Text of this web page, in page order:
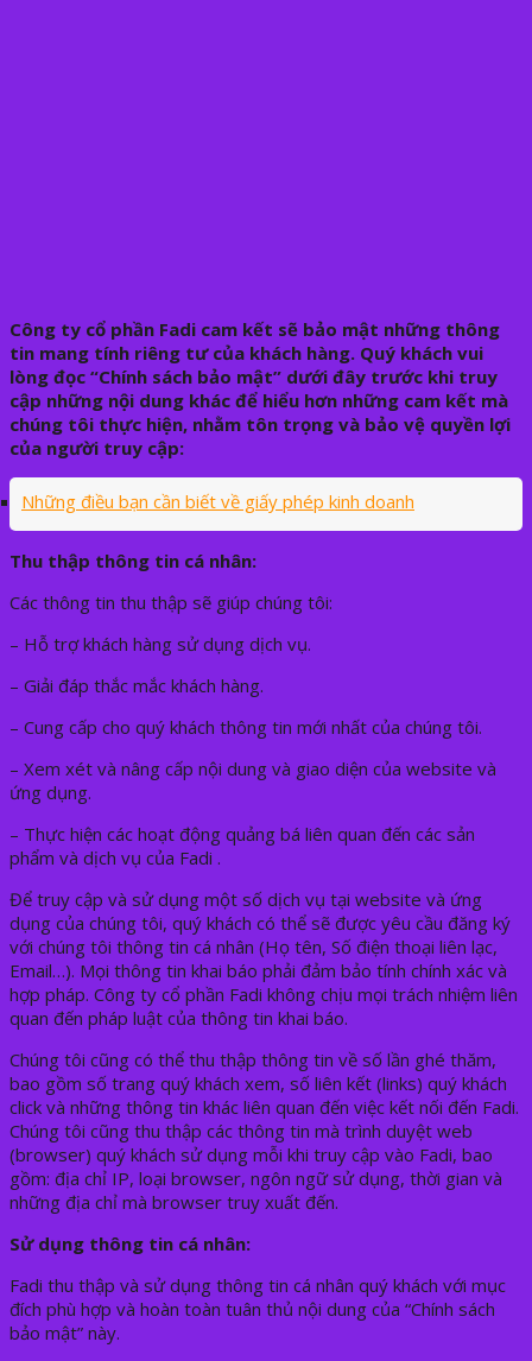
Công ty cổ phần Fadi cam kết sẽ bảo mật những thông
tin mang tính riêng tư của khách hàng. Quý khách vui
lòng đọc “Chính sách bảo mật” dưới đây trước khi truy
cập những nội dung khác để hiểu hơn những cam kết mà
chúng tôi thực hiện, nhằm tôn trọng và bảo vệ quyền lợi
của người truy cập:
Những điều bạn cần biết về giấy phép kinh doanh
Thu thập thông tin cá nhân:
Các thông tin thu thập sẽ giúp chúng tôi:
– Hỗ trợ khách hàng sử dụng dịch vụ.
– Giải đáp thắc mắc khách hàng.
– Cung cấp cho quý khách thông tin mới nhất của chúng tôi.
– Xem xét và nâng cấp nội dung và giao diện của website và
ứng dụng.
– Thực hiện các hoạt động quảng bá liên quan đến các sản
phẩm và dịch vụ của Fadi .
Để truy cập và sử dụng một số dịch vụ tại website và ứng
dụng của chúng tôi, quý khách có thể sẽ được yêu cầu đăng ký
với chúng tôi thông tin cá nhân (Họ tên, Số điện thoại liên lạc,
Email…). Mọi thông tin khai báo phải đảm bảo tính chính xác và
hợp pháp. Công ty cổ phần Fadi không chịu mọi trách nhiệm liên
quan đến pháp luật của thông tin khai báo.
Chúng tôi cũng có thể thu thập thông tin về số lần ghé thăm,
bao gồm số trang quý khách xem, số liên kết (links) quý khách
click và những thông tin khác liên quan đến việc kết nối đến Fadi.
Chúng tôi cũng thu thập các thông tin mà trình duyệt web
(browser) quý khách sử dụng mỗi khi truy cập vào Fadi, bao
gồm: địa chỉ IP, loại browser, ngôn ngữ sử dụng, thời gian và
những địa chỉ mà browser truy xuất đến.
Sử dụng thông tin cá nhân:
Fadi thu thập và sử dụng thông tin cá nhân quý khách với mục
đích phù hợp và hoàn toàn tuân thủ nội dung của “Chính sách
bảo mật” này.